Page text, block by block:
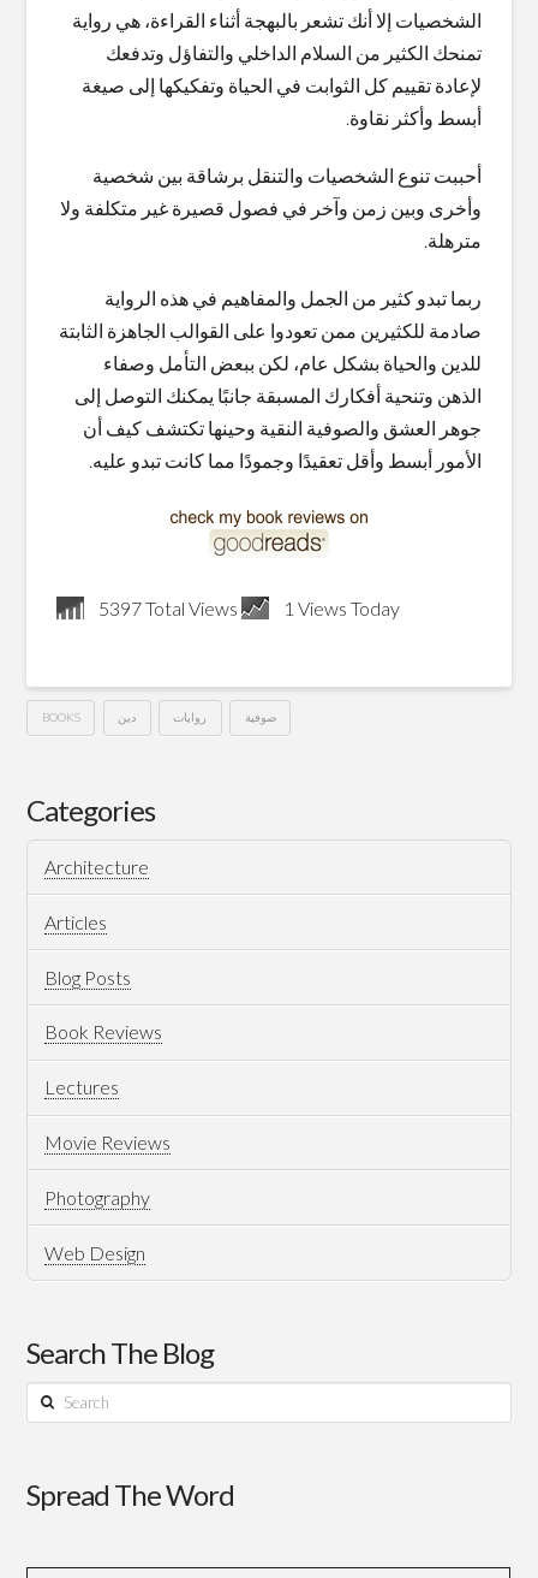
الشخصيات إلا أنك تشعر بالبهجة أثناء القراءة، هي رواية
تمنحك الكثير من السلام الداخلي والتفاؤل وتدفعك
لإعادة تقييم كل الثوابت في الحياة وتفكيكها إلى صيغة
أبسط وأكثر نقاوة.
أحببت تنوع الشخصيات والتنقل برشاقة بين شخصية
وأخرى وبين زمن وآخر في فصول قصيرة غير متكلفة ولا
مترهلة.
ربما تبدو كثير من الجمل والمفاهيم في هذه الرواية
صادمة للكثيرين ممن تعودوا على القوالب الجاهزة الثابتة
للدين والحياة بشكل عام، لكن ببعض التأمل وصفاء
الذهن وتنحية أفكارك المسبقة جانبًا يمكنك التوصل إلى
جوهر العشق والصوفية النقية وحينها تكتشف كيف أن
الأمور أبسط وأقل تعقيدًا وجمودًا مما كانت تبدو عليه.
5397 Total Views 1 Views Today
BOOKS دين روايات صوفية
العشق
الأربعون
–
إليف
شافاق02.21.2014
Categories
Architecture
Articles
Blog Posts
Book Reviews
Lectures
Movie Reviews
Photography
Web Design
Search The Blog
Search
Spread The Word